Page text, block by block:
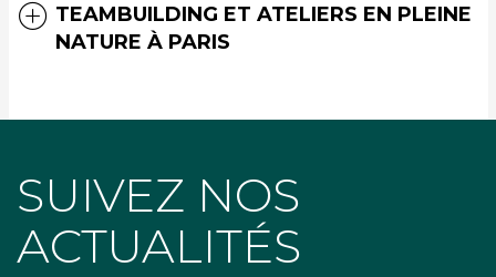
TEAMBUILDING ET ATELIERS EN PLEINE
NATURE À PARIS
SUIVEZ NOS
ACTUALITÉS